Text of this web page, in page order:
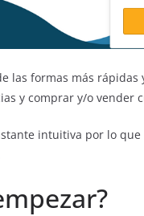
las formas más rápidas
y comprar y/o vender
intuitiva por lo